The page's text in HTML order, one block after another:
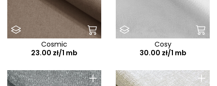
Cosmic
23.00 zł/1 mb
Cosy
30.00 zł/1 mb
+ +